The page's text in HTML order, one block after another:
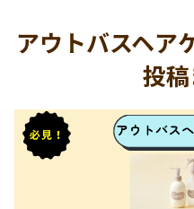
アウトバスヘ
投